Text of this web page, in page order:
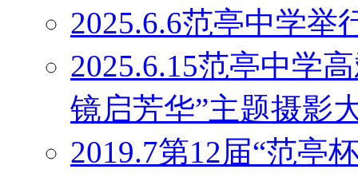
2025.6.6范亭中学举
2025.6.15范亭中学
镜启芳华”主题摄影
2019.7第12届“范亭